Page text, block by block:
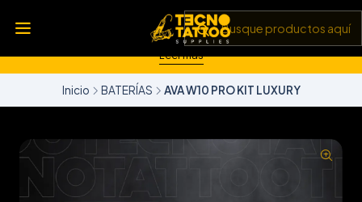
💥 Insumos, máquinas y tecnología de punta 💻 Todo lo que
necesitas para llevar tu arte al siguiente nivel 🎨 Calidad garantizada
Leer más
Inicio BATERÍAS AVA W10 PRO KIT LUXURY